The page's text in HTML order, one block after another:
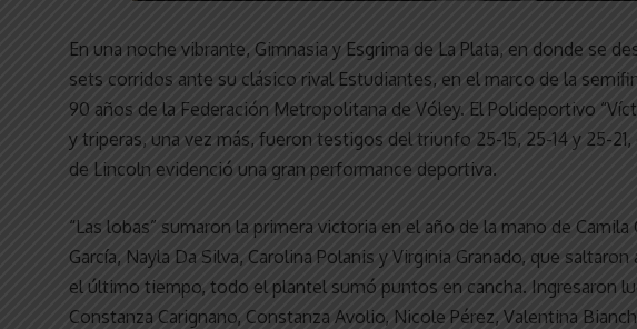
En una noche vibrante, Gimnasia y Esgrima de La Plata, en donde se
sets corridos ante su clásico rival Estudiantes, en el marco de la
90 años de la Federación Metropolitana de Vóley. El Polideportivo
y triperas, una vez más, fueron testigos del triunfo 25-15, 25-14 y 25-
de Lincoln evidenció una gran performance deportiva.
“Las lobas” sumaron la primera victoria en el año de la mano de
García, Nayla Da Silva, Carolina Polanis y Virginia Granado, que
el último tiempo, todo el plantel sumó puntos en cancha. Ingresaron
Constanza Carignano, Constanza Avolio, Nicole Pérez, Valentina